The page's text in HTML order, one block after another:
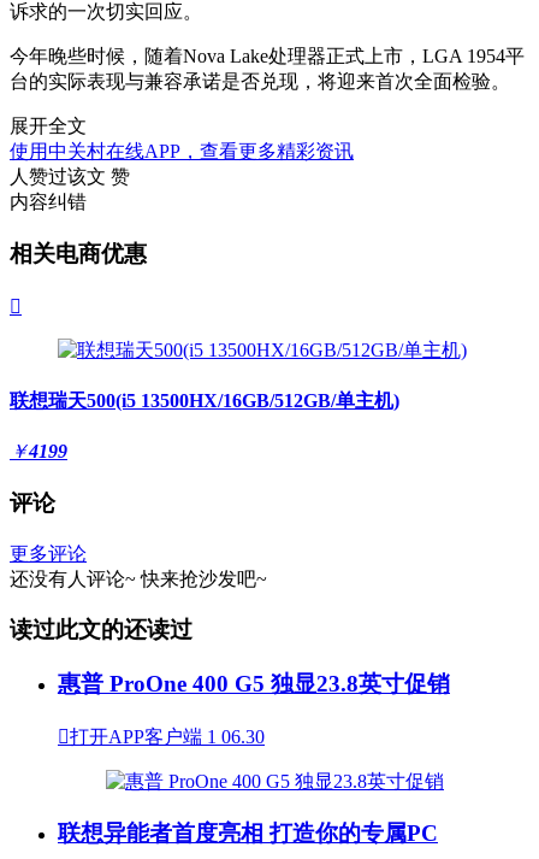
诉求的一次切实回应。
今年晚些时候，随着Nova Lake处理器正式上市，LGA 1954平
台的实际表现与兼容承诺是否兑现，将迎来首次全面检验。
展开全文
使用中关村在线APP，查看更多精彩资讯
人赞过该文 赞
内容纠错
相关电商优惠

联想瑞天500(i5 13500HX/16GB/512GB/单主机)
￥4199
评论
更多评论
还没有人评论~ 快来抢沙发吧~
读过此文的还读过
惠普 ProOne 400 G5 独显23.8英寸促销
打开APP客户端 1 06.30
联想异能者首度亮相 打造你的专属PC